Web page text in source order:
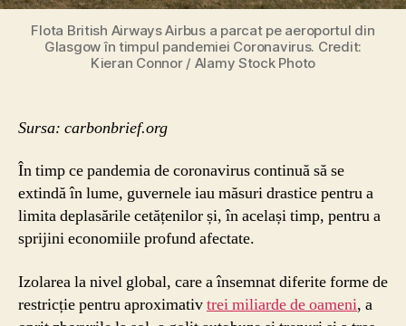
împotriva
schimbărilor
climatice?
Flota British Airways Airbus a parcat pe aeroportul din
Glasgow în timpul pandemiei Coronavirus. Credit:
Kieran Connor / Alamy Stock Photo
Sursa: carbonbrief.org
În timp ce pandemia de coronavirus continuă să se
extindă în lume, guvernele iau măsuri drastice pentru a
limita deplasările cetățenilor și, în același timp, pentru a
sprijini economiile profund afectate.
Izolarea la nivel global, care a însemnat diferite forme de
restricție pentru aproximativtrei miliarde de oameni, a